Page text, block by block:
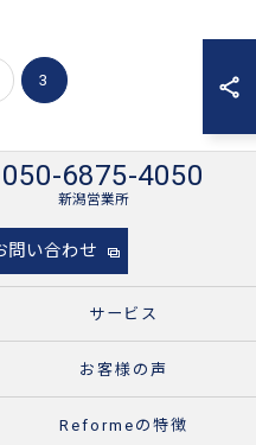
3
050-6875-4050
新潟営業所
問い合わせ
サービス
お客様の声
Reformeの特徴